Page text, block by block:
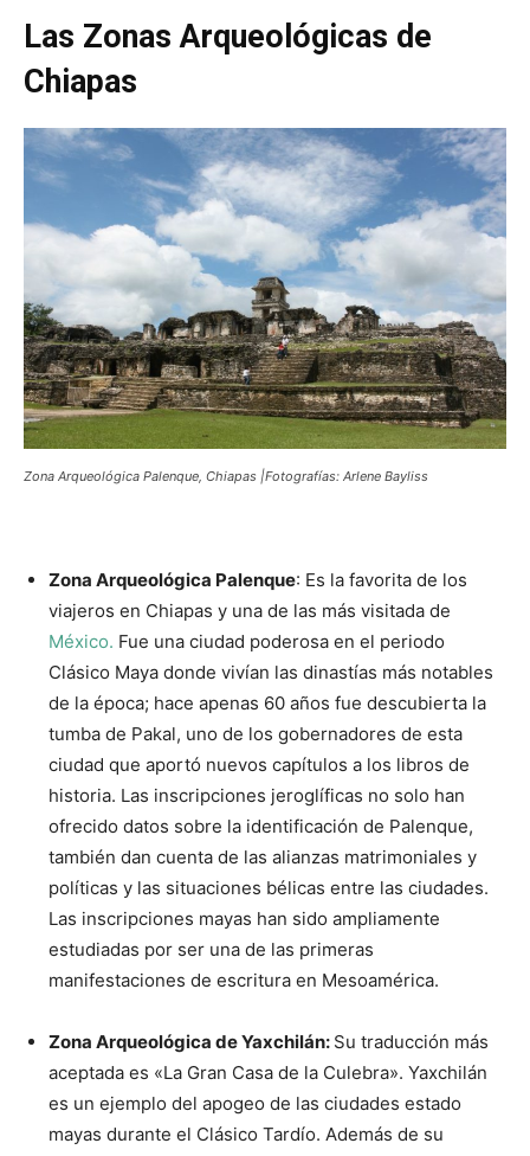
Las Zonas Arqueológicas de
Chiapas
Zona Arqueológica Palenque, Chiapas |Fotografías: Arlene Bayliss
Zona Arqueológica Palenque: Es la favorita de los
viajeros en Chiapas y una de las más visitada de
México. Fue una ciudad poderosa en el periodo
Clásico Maya donde vivían las dinastías más notables
de la época; hace apenas 60 años fue descubierta la
tumba de Pakal, uno de los gobernadores de esta
ciudad que aportó nuevos capítulos a los libros de
historia. Las inscripciones jeroglíficas no solo han
ofrecido datos sobre la identificación de Palenque,
también dan cuenta de las alianzas matrimoniales y
políticas y las situaciones bélicas entre las ciudades.
Las inscripciones mayas han sido ampliamente
estudiadas por ser una de las primeras
manifestaciones de escritura en Mesoamérica.
Zona Arqueológica de Yaxchilán: Su traducción más
aceptada es «La Gran Casa de la Culebra». Yaxchilán
es un ejemplo del apogeo de las ciudades estado
mayas durante el Clásico Tardío. Además de su